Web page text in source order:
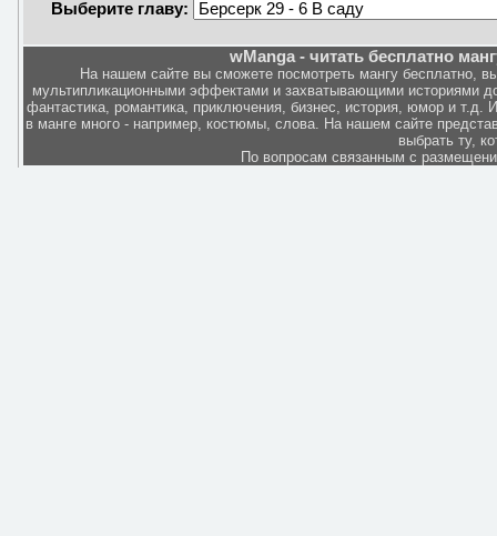
Выберите главу:
wManga - читать бесплатно
На нашем сайте вы сможете посмотреть мангу бесплатно,
мультипликационными эффектами и захватывающими историями
фантастика, романтика, приключения, бизнес, история, юмор и
в манге много - например, костюмы, слова. На нашем сайте
выбрать ту,
По вопросам связанным с